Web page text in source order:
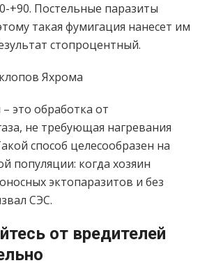
+90. Постельные паразиты
такая фумигация нанесет им
стопроцентный.
это обработка от
не требующая нагревания
способ целесообразен на
популяции: когда хозяин
эктопаразитов и без
СЭС.
от вредителей